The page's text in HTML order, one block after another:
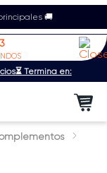
🚚
Termina en: